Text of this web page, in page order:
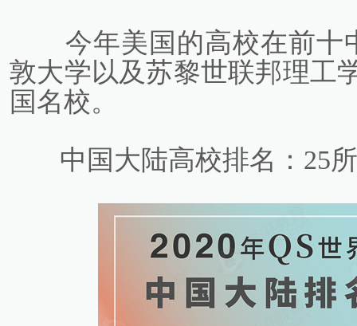
今年美国的高校在前十
敦大学以及苏黎世联邦理工
国名校。
中国大陆高校排名：25所